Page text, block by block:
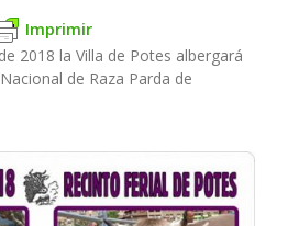
Imprimir
2018 la Villa de Potes albergará
de Raza Parda de